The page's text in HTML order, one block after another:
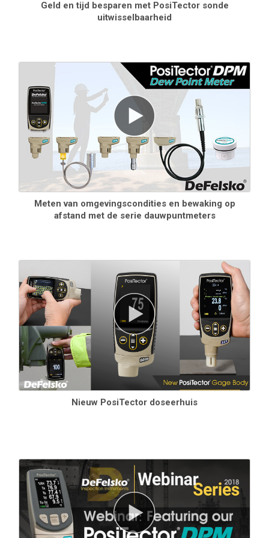
Opslag van 2.500 datasets - opgeslagen metingen kunnen
worden bekeken of gedownload
Auto Log modus werkt tot 60 uur zonder toezicht op batterijen
of continu via USB
Advanced Modellen
Inclusief ALLE functies zoals hierboven getoond plus...
Opslag van 250.000 datasets in maximaal 1.000 batches
De verbeterde Auto Log-modus schakelt de meter uit tussen de
metingen voor een batterijlevensduur tot 8 maanden. Elke meting
WiFi. Automatisch groeperen van metingen in batches at
dagelijkse, wekelijkse of maandelijkse intervallen.
Trendgrafieken geven de metingen in real-time weer
Toetsenbord met aanraakscherm voor snel
hernoemen van batches
, toevoegen van notities en meer
De natteboltemperatuur kan worden weergegeven en
geregistreerd
WiFi-technologie
synchroniseert draadloos met PosiSoft.net
en downloadt software-updates
Bluetooth4.0 technologievoor gegevensoverdracht naar een
mobiel apparaat met de PosiTector App of optionele draagbare
printer.BLE API
beschikbaar voor integratie in software van
derden.
Integratie met software van derden, drones, ROV's, PLC's en
Specificaties
Specificaties Bereik Nauwkeurigheid
Resolutie
Temperatuur van het
oppervlak
-40° tot
80° C
± 0.5° C 0.1° C
Geld en tijd besparen met PosiTector sonde
uitwisselbaarheid
Meten van omgevingscondities en bewaking op
afstand met de serie dauwpuntmeters
Nieuw PosiTector doseerhuis